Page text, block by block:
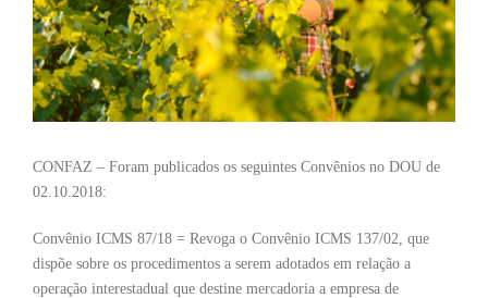
CONFAZ – Foram publicados os seguintes Convênios no DOU de
02.10.2018:
Convênio ICMS 87/18 = Revoga o Convênio ICMS 137/02, que
dispõe sobre os procedimentos a serem adotados em relação a
operação interestadual que destine mercadoria a empresa de